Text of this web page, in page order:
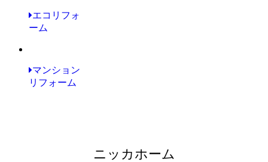
エコリフォ
ーム
マンション
リフォーム
ニッカホーム